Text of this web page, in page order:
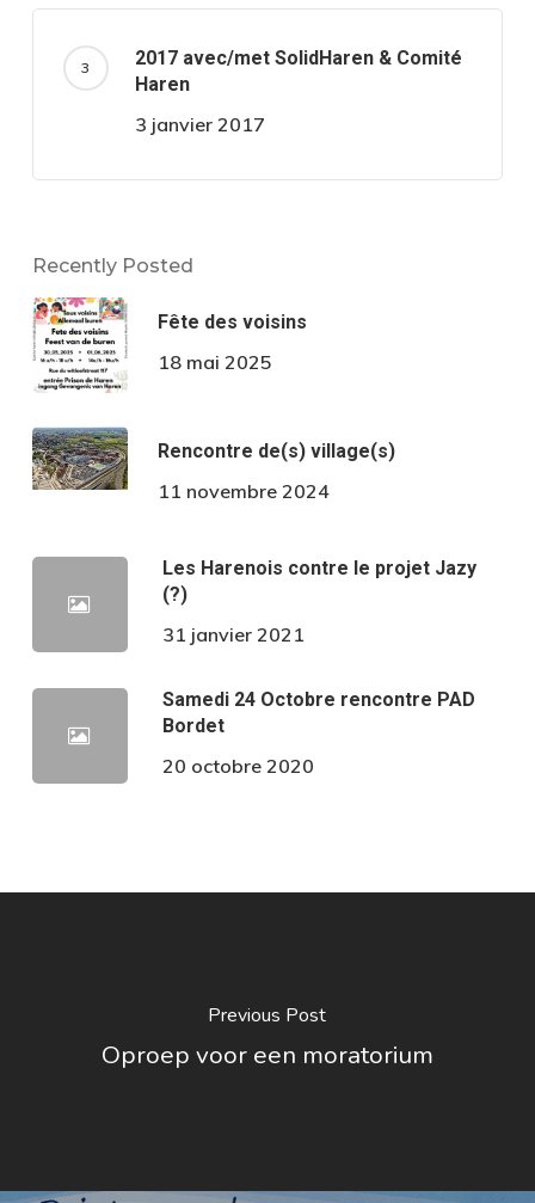
2017 avec/met SolidHaren & Comité
Haren
3 janvier 2017
Recently Posted
Fête des voisins
18 mai 2025
Rencontre de(s) village(s)
11 novembre 2024
Les Harenois contre le projet Jazy
(?)
31 janvier 2021
Samedi 24 Octobre rencontre PAD
Bordet
20 octobre 2020
Previous Post
Oproep voor een moratorium